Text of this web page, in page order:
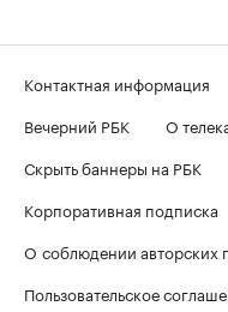
Контактная информация
Вечерний РБК
О
Скрыть баннеры на РБК
Корпоративная подписка
О соблюдении авторских
Пользовательское